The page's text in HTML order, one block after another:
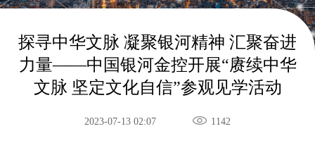
探寻中华文脉 凝聚银河精神 汇聚奋进
力量——中国银河金控开展“赓续中华
文脉 坚定文化自信”参观见学活动
2023-07-13 02:07 1142